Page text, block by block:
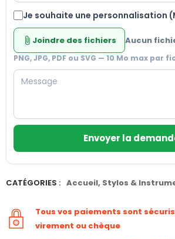
Je souhaite une personnalisation
attach_file Joindre des fichiers Aucun
PNG, JPG, PDF ou SVG — 10 Mo max par
Envoyer la
CATÉGORIES : Accueil, Stylos &
Tous vos paiements sont
virement ou chèque